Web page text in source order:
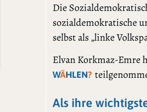
Die
sozialdemokratische
selbst als „linke
Elvan Korkmaz-Emre
WÄHLEN?
Als ihre